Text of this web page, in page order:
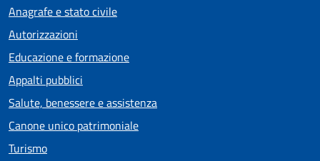
Anagrafe e stato civile
Autorizzazioni
Educazione e formazione
Appalti pubblici
Salute, benessere e assistenza
Canone unico patrimoniale
Turismo